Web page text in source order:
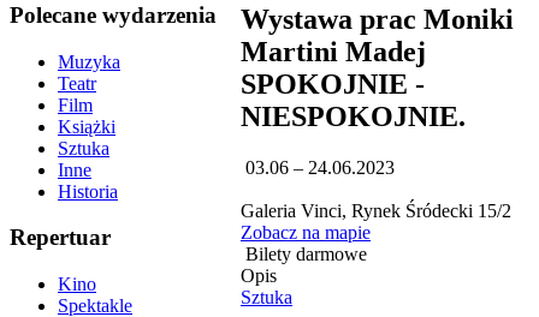
Polecane wydarzenia
Muzyka
Teatr
Film
Książki
Sztuka
Inne
Historia
Repertuar
Kino
Spektakle
Wystawa prac Moniki
Martini Madej
SPOKOJNIE -
NIESPOKOJNIE.
03.06 – 24.06.2023
Galeria Vinci, Rynek Śródecki 15/2
Zobacz na mapie
Bilety darmowe
Opis
Sztuka